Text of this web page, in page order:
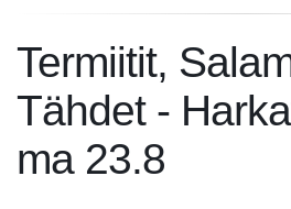
Termiitit,
Tähdet -
ma 23.8